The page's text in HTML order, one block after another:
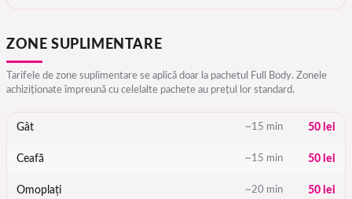
ZONE SUPLIMENTARE
Tarifele de zone suplimentare se aplică doar la pachetul Full Body. Zonele
achiziționate împreună cu celelalte pachete au prețul lor standard.
Gât ~15 min 50 lei
Ceafă ~15 min 50 lei
Omoplați ~20 min 50 lei